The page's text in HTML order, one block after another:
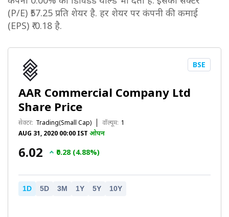
(P/E) ₹57.25 प्रति शेयर है. हर शेयर पर कंपनी की कमाई
(EPS) ₹-0.18 है.
AAR Commercial Company Ltd
Share Price
सेक्टर: Trading(Small Cap) वॉल्यूम: 1
AUG 31, 2020 00:00 IST ओपन
BSE
₹6.02 ₹0.28 (4.88%)
1D 5D 3M 1Y 5Y 10Y